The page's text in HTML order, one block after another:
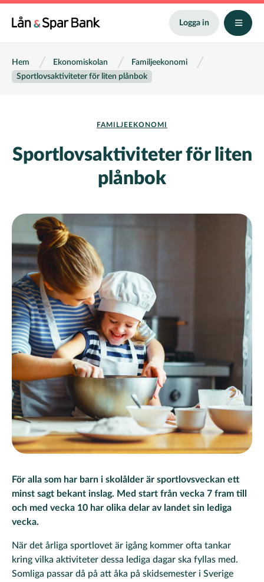
Hoppa
Logga in
Länkstig
Hem Ekonomiskolan
Familjeekonomi
Sportlovsaktiviteter för liten plånbok
FAMILJEEKONOMI
Sportlovsaktiviteter för liten
plånbok
För alla som har barn i skolålder är sportlovsveckan ett
minst sagt bekant inslag. Med start från vecka 7 fram till
och med vecka 10 har olika delar av landet sin lediga
vecka.
När det årliga sportlovet är igång kommer ofta tankar
kring vilka aktiviteter dessa lediga dagar ska fyllas med.
Somliga passar då på att åka på skidsemester i Sverige